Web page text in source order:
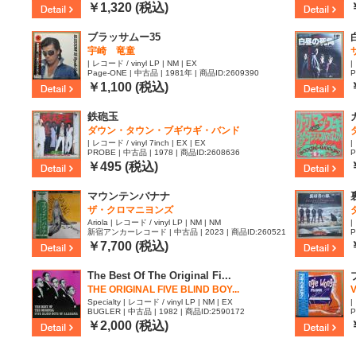
￥1,320 (税込)
ブラッサムー35
宇崎 竜童
| レコード / vinyl LP | NM | EX
Page-ONE | 中古品 | 1981年 | 商品ID:2609390
￥1,100 (税込)
|
鉄砲玉
ダウン・タウン・ブギウギ・バンド
| レコード / vinyl 7inch | EX | EX
PROBE | 中古品 | 1978 | 商品ID:2608636
￥495 (税込)
|
マウンテンバナナ
ザ・クロマニヨンズ
Ariola | レコード / vinyl LP | NM | NM
新宿アンカーレコード | 中古品 | 2023 | 商品ID:260521
5￥7,700 (税込)
|
The Best Of The Original Fi...
THE ORIGINAL FIVE BLIND BOY...
Specialty | レコード / vinyl LP | NM | EX
BUGLER | 中古品 | 1982 | 商品ID:2590172
￥2,000 (税込)
|